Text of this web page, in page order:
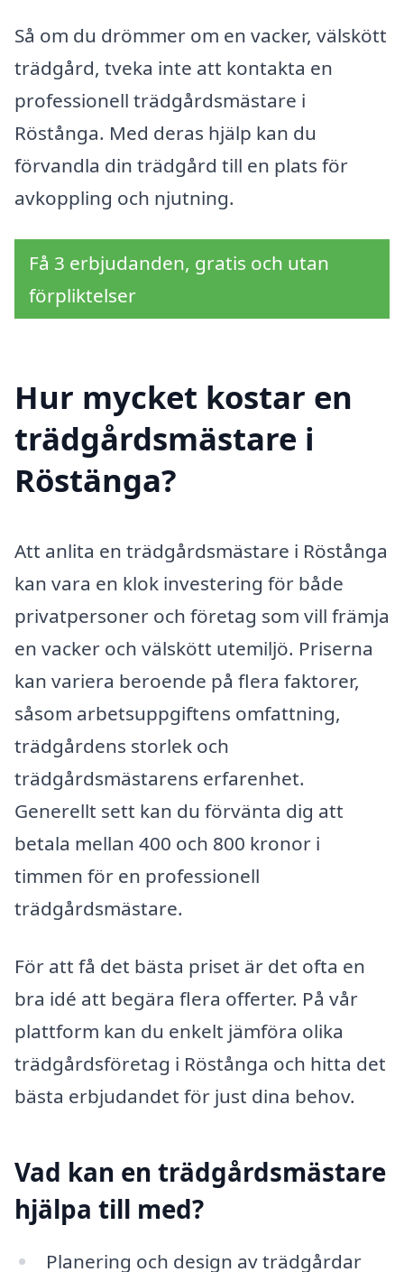
Så om du drömmer om en vacker, välskött
trädgård, tveka inte att kontakta en
professionell trädgårdsmästare i
Röstånga. Med deras hjälp kan du
förvandla din trädgård till en plats för
avkoppling och njutning.
Få 3 erbjudanden, gratis och utan
förpliktelser
Hur mycket kostar en
trädgårdsmästare i
Röstänga?
Att anlita en trädgårdsmästare i Röstånga
kan vara en klok investering för både
privatpersoner och företag som vill främja
en vacker och välskött utemiljö. Priserna
kan variera beroende på flera faktorer,
såsom arbetsuppgiftens omfattning,
trädgårdens storlek och
trädgårdsmästarens erfarenhet.
Generellt sett kan du förvänta dig att
betala mellan 400 och 800 kronor i
timmen för en professionell
trädgårdsmästare.
För att få det bästa priset är det ofta en
bra idé att begära flera offerter. På vår
plattform kan du enkelt jämföra olika
trädgårdsföretag i Röstånga och hitta det
bästa erbjudandet för just dina behov.
Vad kan en trädgårdsmästare
hjälpa till med?
Planering och design av trädgårdar